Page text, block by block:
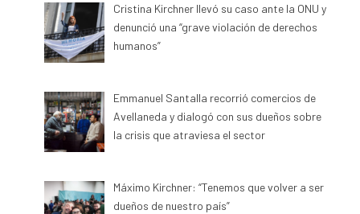
Cristina Kirchner llevó su caso ante la ONU y
denunció una “grave violación de derechos
humanos”
Emmanuel Santalla recorrió comercios de
Avellaneda y dialogó con sus dueños sobre
la crisis que atraviesa el sector
Máximo Kirchner: “Tenemos que volver a ser
dueños de nuestro país”